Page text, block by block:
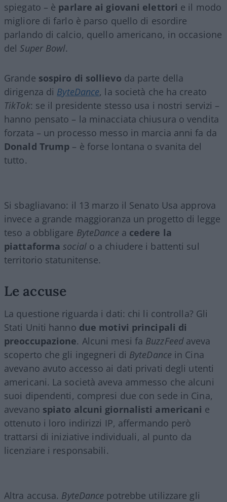
spiegato – è parlare ai giovani elettori e il modo
migliore di farlo è parso quello di esordire
parlando di calcio, quello americano, in occasione
delSuper Bowl.
Grande sospiro di sollievo da parte della
dirigenza di ByteDance, la società che ha creato
TikTok: se il presidente stesso usa i nostri servizi –
hanno pensato – la minacciata chiusura o vendita
forzata – un processo messo in marcia anni fa da
Donald Trump – è forse lontana o svanita del
tutto.
Si sbagliavano: il 13 marzo il Senato Usa approva
invece a grande maggioranza un progetto di legge
teso a obbligare ByteDance a cedere la
piattaforma socialo a chiudere i battenti sul
territorio statunitense.
Le accuse
La questione riguarda i dati: chi li controlla? Gli
Stati Uniti hanno due motivi principali di
preoccupazione. Alcuni mesi fa BuzzFeedaveva
scoperto che gli ingegneri di ByteDance in Cina
avevano avuto accesso ai dati privati degli utenti
americani. La società aveva ammesso che alcuni
suoi dipendenti, compresi due con sede in Cina,
avevano spiato alcuni giornalisti americani e
ottenuto i loro indirizzi IP, affermando però
trattarsi di iniziative individuali, al punto da
licenziare i responsabili.
Altra accusa. ByteDance potrebbe utilizzare gli